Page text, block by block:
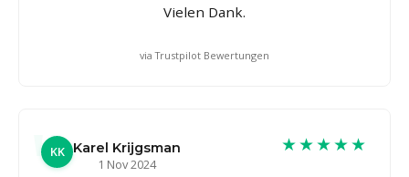
Vielen Dank.
via Trustpilot Bewertungen
KK Karel Krijgsman
1 Nov 2024
★★★★★